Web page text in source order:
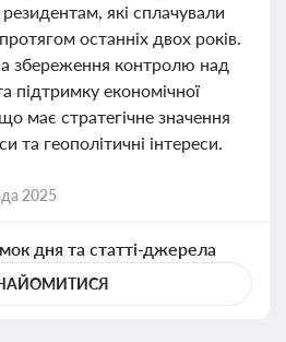
які сплачували
останніх двох років.
збереження контролю над
підтримку економічної
має стратегічне значення
та геополітичні інтереси.
2025
дня та статті-джерела